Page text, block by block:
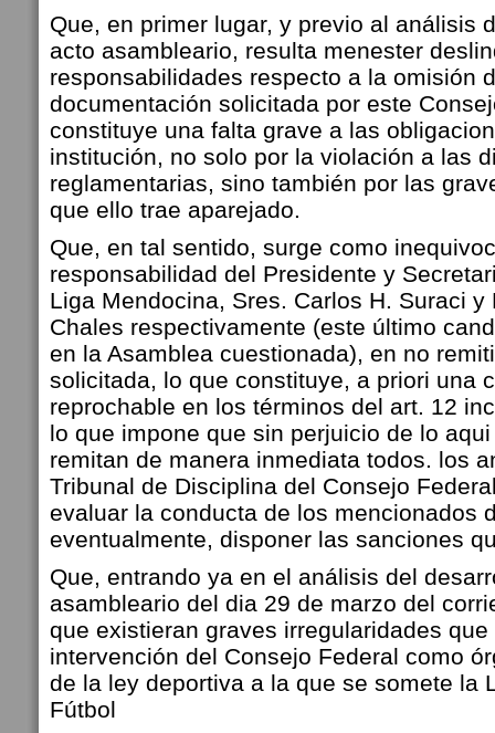
Que, en primer lugar, y previo al análisis
acto asambleario, resulta menester
responsabilidades respecto a la omisión
documentación solicitada por este
constituye una falta grave a las
institución, no solo por la violación a las
reglamentarias, sino también por las
que ello trae aparejado.
Que, en tal sentido, surge como
responsabilidad del Presidente y
Liga Mendocina, Sres. Carlos H. Suraci y
Chales respectivamente (este último
en la Asamblea cuestionada), en no
solicitada, lo que constituye, a priori una
reprochable en los términos del art. 12
lo que impone que sin perjuicio de lo
remitan de manera inmediata todos. los
Tribunal de Disciplina del Consejo
evaluar la conducta de los mencionados
eventualmente, disponer las sanciones
Que, entrando ya en el análisis del
asambleario del dia 29 de marzo del
que existieran graves irregularidades
intervención del Consejo Federal como
de la ley deportiva a la que se somete la
Fútbol